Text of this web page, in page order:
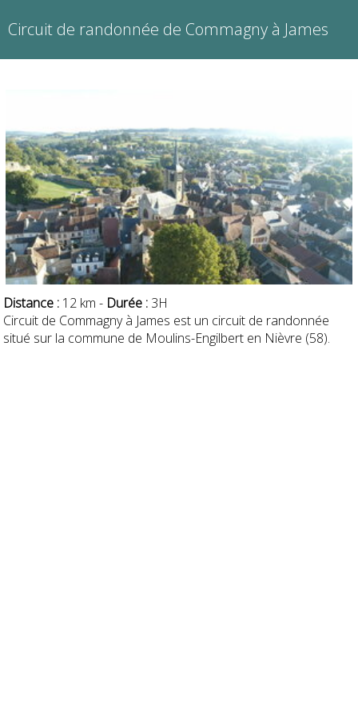
Circuit de randonnée de Commagny à James
Distance : 12 km - Durée : 3H
Circuit de Commagny à James est un circuit de randonnée
situé sur la commune de Moulins-Engilbert en Nièvre (58).